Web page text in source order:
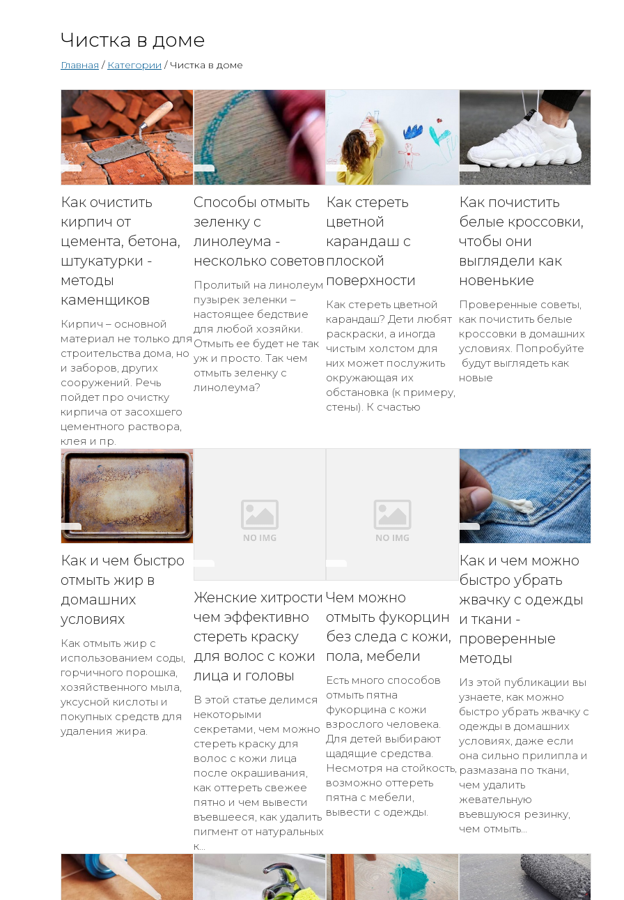
Чистка в доме
Главная / Категории / Чистка в доме
Как очистить
кирпич от
цемента, бетона,
штукатурки -
методы
каменщиков
Кирпич – основной
материал не только для
строительства дома, но
и заборов, других
сооружений. Речь
пойдет про очистку
кирпича от засохшего
цементного раствора,
клея и пр.
Способы отмыть
зеленку с
линолеума -
несколько советов
Пролитый на линолеум
пузырек зеленки –
настоящее бедствие
для любой хозяйки.
Отмыть ее будет не так
уж и просто. Так чем
отмыть зеленку с
линолеума?
Как стереть
цветной
карандаш с
плоской
поверхности
Как стереть цветной
карандаш? Дети любят
раскраски, а иногда
чистым холстом для
них может послужить
окружающая их
обстановка (к примеру,
стены). К счастью
Как почистить
белые кроссовки,
чтобы они
выглядели как
новенькие
Проверенные советы,
как почистить белые
кроссовки в домашних
условиях. Попробуйте
будут выглядеть как
новые
Как и чем быстро
отмыть жир в
домашних
условиях
Как отмыть жир с
использованием соды,
горчичного порошка,
хозяйственного мыла,
уксусной кислоты и
покупных средств для
удаления жира.
Женские хитрости
чем эффективно
стереть краску
для волос с кожи
лица и головы
В этой статье делимся
некоторыми
секретами, чем можно
стереть краску для
волос с кожи лица
после окрашивания,
как оттереть свежее
пятно и чем вывести
въевшееся, как удалить
пигмент от натуральных
к...
Чем можно
отмыть фукорцин
без следа с кожи,
пола, мебели
Есть много способов
отмыть пятна
фукорцина с кожи
взрослого человека.
Для детей выбирают
щадящие средства.
Несмотря на стойкость,
возможно оттереть
пятна с мебели,
вывести с одежды.
Как и чем можно
быстро убрать
жвачку с одежды
и ткани -
проверенные
методы
Из этой публикации вы
узнаете, как можно
быстро убрать жвачку с
одежды в домашних
условиях, даже если
она сильно прилипла и
размазана по ткани,
чем удалить
жевательную
въевшуюся резинку,
чем отмыть...